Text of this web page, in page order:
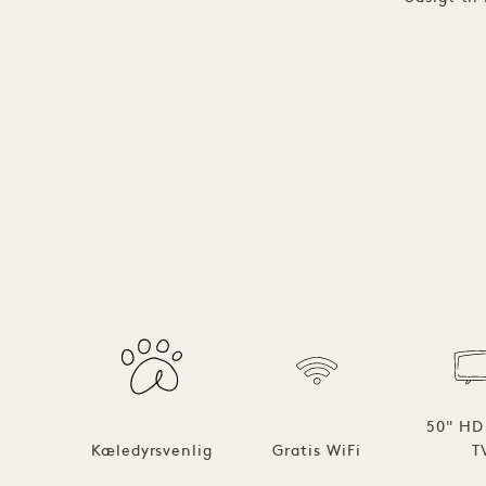
Kæledyrsvenlig Gratis WiFi
50"